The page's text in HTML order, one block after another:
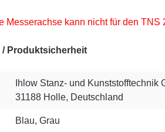
Messerachse kann nicht für den TNS
/ Produktsicherheit
Ihlow Stanz- und Kunststofftechnik
31188 Holle, Deutschland
Blau, Grau